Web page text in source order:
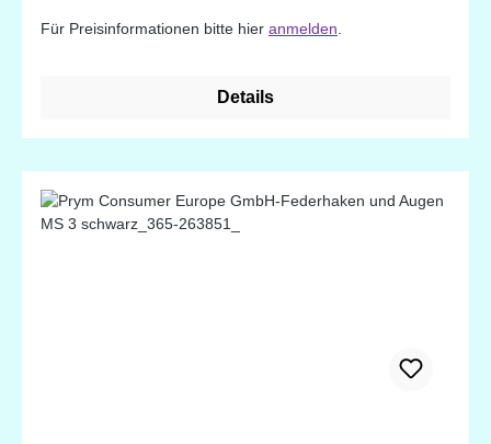
Für Preisinformationen bitte hier anmelden
Details